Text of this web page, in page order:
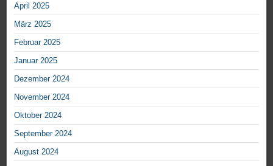
April 2025
März 2025
Februar 2025
Januar 2025
Dezember 2024
November 2024
Oktober 2024
September 2024
August 2024